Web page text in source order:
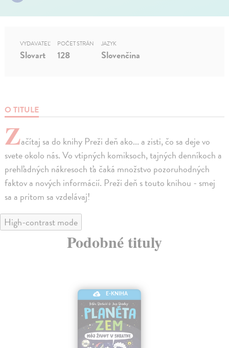
O TITULE
Začítaj sa do knihy Preži deň ako... a zisti, čo sa deje vo
svete okolo nás. Vo vtipných komiksoch, tajných denníkoch a
prehľadných nákresoch ťa čaká množstvo pozoruhodných
faktov a nových informácií. Preži deň s touto knihou - smej
sa a pritom sa vzdelávaj!
VYDAVATEĽ
Slovart
POČET STRÁN
128
JAZYK
Slovenčina
High-contrast mode
Podobné tituly
E-KNIHA